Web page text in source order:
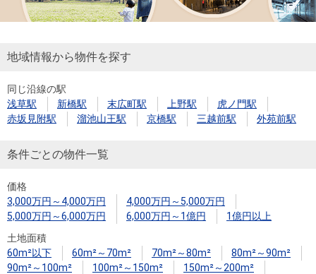
を
す
購入向け
サービス
住宅ロー
ンシミュ
住まい1プ
ラス（お
暮らしの
税金の本
（電子ブ
ック）
ド
売却向け
周辺相場
住まい1プ
住まいと
暮らしの
税金の本
売却ガイ
ド
地域情報から物件を探す
同じ沿線の駅
浅草駅
新橋駅 末広町駅 上野駅
虎ノ門駅
赤坂見附駅
溜池山王駅 京橋駅 三越前駅 外苑前駅
条件ごとの物件一覧
価格
3,000万円～4,000万円
4,000万円～5,000万円
5,000万円～6,000万円
6,000万円～1億円
1億円以上
土地面積
60m²以下
60m²～70m² 70m²～80m²
80m²～90m²
90m²～100m²
100m²～150m²
150m²～200m²